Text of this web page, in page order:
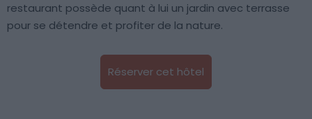
restaurant possède quant à lui un jardin avec terrasse
pour se détendre et profiter de la nature.
Réserver cet hôtel